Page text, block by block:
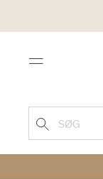
Menu
SØG